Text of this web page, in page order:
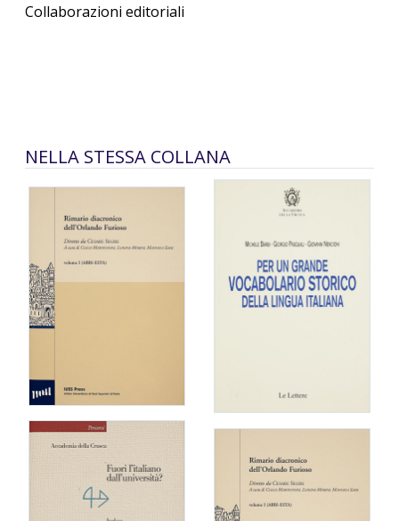
Collaborazioni editoriali
NELLA STESSA COLLANA